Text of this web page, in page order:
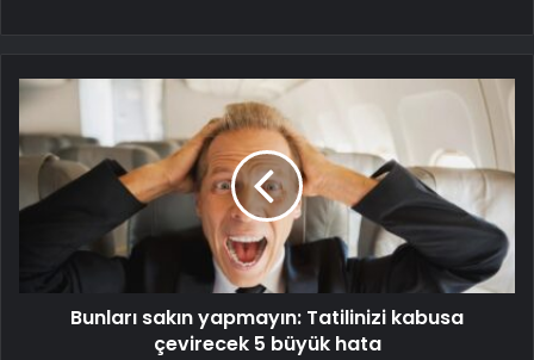
Bunları sakın yapmayın: Tatilinizi kabusa
çevirecek 5 büyük hata